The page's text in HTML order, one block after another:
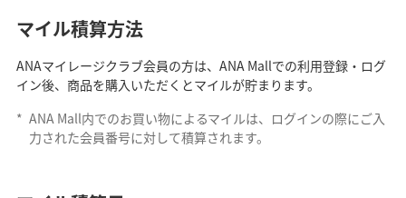
マイル積算方法
ANAマイレージクラブ会員の方は、ANA Mallでの利用登録・ログ
イン後、商品を購入いただくとマイルが貯まります。
* ANA Mall内でのお買い物によるマイルは、ログインの際にご入
力された会員番号に対して積算されます。